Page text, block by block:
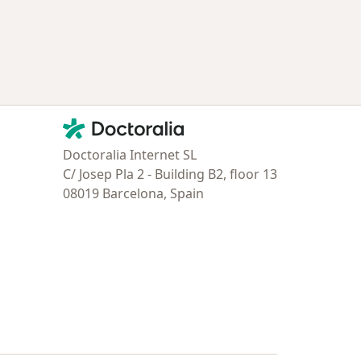
Contacto
Doctoralia - Página de inicio
Doctoralia Internet SL
C/ Josep Pla 2 - Building B2, floor 13
08019 Barcelona, Spain